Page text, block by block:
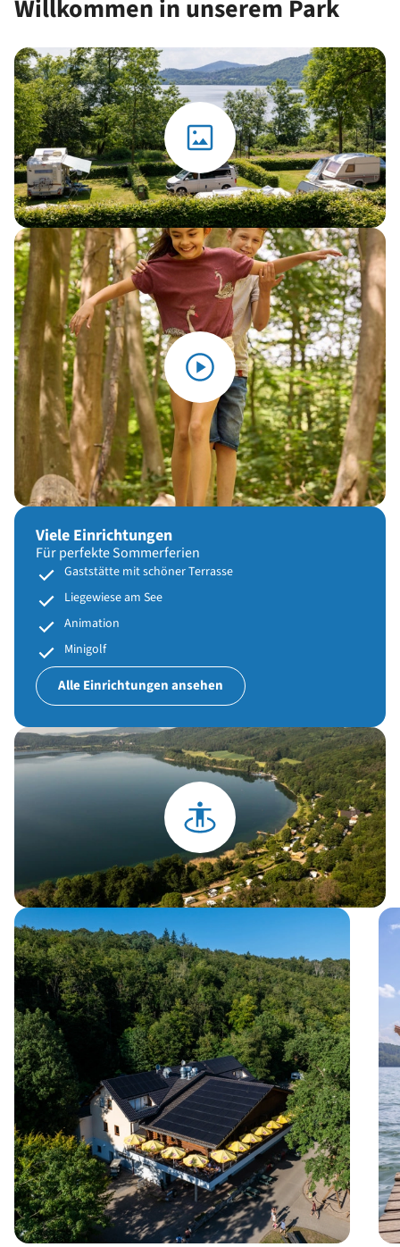
Willkommen in unserem Park
Viele Einrichtungen
Für perfekte Sommerferien
Gaststätte mit schöner Terrasse
Liegewiese am See
Animation
Minigolf
Alle Einrichtungen ansehen